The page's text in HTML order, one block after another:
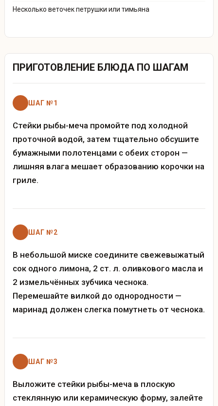
Несколько веточек петрушки или тимьяна
ПРИГОТОВЛЕНИЕ БЛЮДА ПО ШАГАМ
ШАГ №1
Стейки рыбы-меча промойте под холодной
проточной водой, затем тщательно обсушите
бумажными полотенцами с обеих сторон —
лишняя влага мешает образованию корочки на
гриле.
ШАГ №2
В небольшой миске соедините свежевыжатый
сок одного лимона, 2 ст. л. оливкового масла и
2 измельчённых зубчика чеснока.
Перемешайте вилкой до однородности —
маринад должен слегка помутнеть от чеснока.
ШАГ №3
Выложите стейки рыбы-меча в плоскую
стеклянную или керамическую форму, залейте